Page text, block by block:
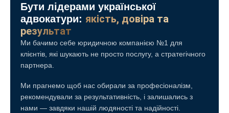
Бути лідерами української
адвокатури: якість, довіра та
результат
Ми бачимо себе юридичною компанією №1 для
клієнтів, які шукають не просто послугу, а стратегічного
партнера.
Ми прагнемо щоб нас обирали за професіоналізм,
рекомендували за результативність, і залишались з
нами — завдяки нашій людяності та надійності.